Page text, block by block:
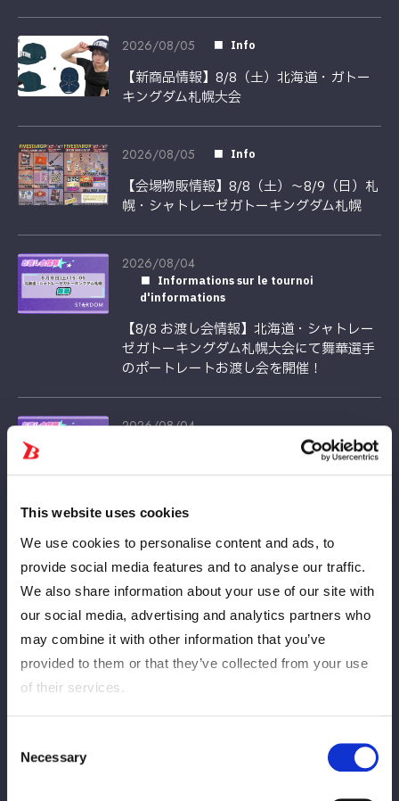
This website uses cookies
We use cookies to personalise content and ads, to
provide social media features and to analyse our traffic.
We also share information about your use of our site with
our social media, advertising and analytics partners who
may combine it with other information that you’ve
provided to them or that they’ve collected from your use
of their services.
Selection
Necessary
2026/08/05 Info
【新商品情報】8/8（土）北海道・ガトー
キングダム札幌大会
2026/08/05 Info
【会場物販情報】8/8（土）〜8/9（日）札
幌・シャトレーゼガトーキングダム札幌
2026/08/04
Informations sur le tournoi
d'informations
【8/8 お渡し会情報】北海道・シャトレー
ゼガトーキングダム札幌大会にて舞華選手
のポートレートお渡し会を開催！
2026/08/04
Informations sur le tournoi
ゼガトーキングダム札幌大会にて伊藤麻希
2026/08/04 Informations
観戦マナーおよびファンコンテンツガイド
ライン遵守のお願い
2026/08/04